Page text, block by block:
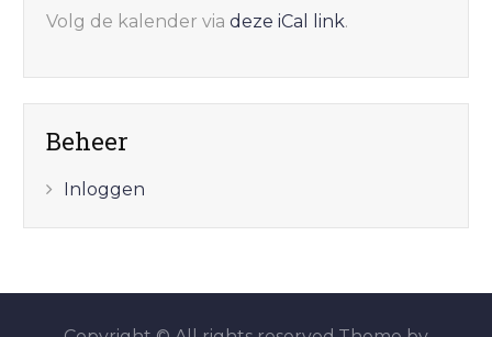
Volg de kalender viadeze iCal link.
Beheer
Inloggen